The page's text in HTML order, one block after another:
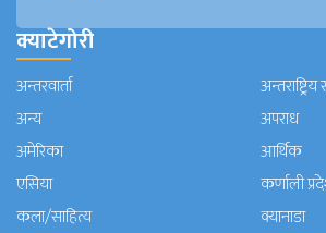
क्याटेगोरी
अन्तरवार्ता
अन्य
अपराध
अमेरिका
आर्थिक
एसिया
कर्णाली
कला/साहित्य
क्यानाडा